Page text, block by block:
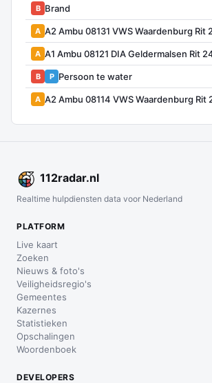
B Brand
A A2 Ambu 08131 VWS Waardenburg Rit
A A1 Ambu 08121 DIA Geldermalsen Rit
B P Persoon te water
A A2 Ambu 08114 VWS Waardenburg Rit
112radar.nl
Realtime hulpdiensten data voor Nederland
PLATFORM
Live kaart
Zoeken
Nieuws & foto's
Veiligheidsregio's
Gemeentes
Kazernes
Statistieken
Opschalingen
Woordenboek
DEVELOPERS